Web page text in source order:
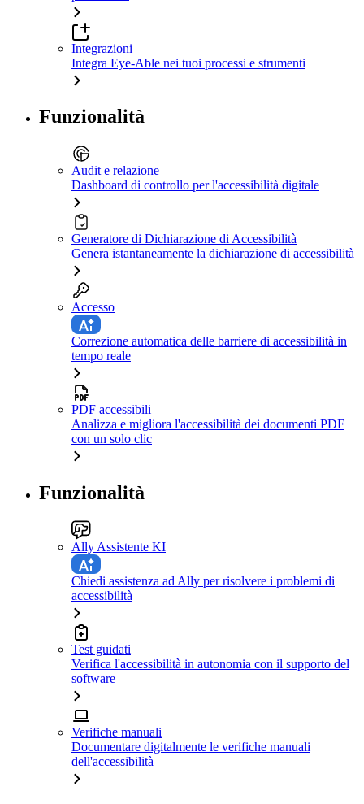
Integrazioni
Integra Eye-Able nei tuoi processi e strumenti
Funzionalità
Audit e relazione
Dashboard di controllo per l'accessibilità digitale
Generatore di Dichiarazione di Accessibilità
Genera istantaneamente la dichiarazione di accessibilità
Accesso
Correzione automatica delle barriere di accessibilità in
tempo reale
PDF accessibili
Analizza e migliora l'accessibilità dei documenti PDF
con un solo clic
Funzionalità
Ally Assistente KI
Chiedi assistenza ad Ally per risolvere i problemi di
accessibilità
Test guidati
Verifica l'accessibilità in autonomia con il supporto del
software
Verifiche manuali
Documentare digitalmente le verifiche manuali
dell'accessibilità